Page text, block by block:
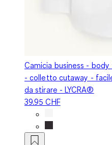
Camicia business -
- colletto cutaway -
da stirare - LYCRA®
39.95 CHF